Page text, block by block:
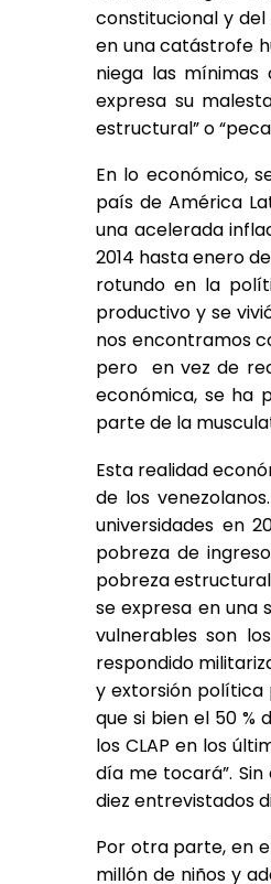
constitucional y
en una catástrofe
niega las
expresa su
estructural” o
En lo económico,
país de América
una acelerada
2014 hasta enero
rotundo en la
productivo y se
nos encontramos
pero en vez de
económica, se ha
parte de la
Esta realidad
de los
universidades en
pobreza de
pobreza estructural
se expresa en una
vulnerables son
respondido
y extorsión política
que si bien el 50
los CLAP en los
día me tocará”.
diez entrevistados
Por otra parte, en
millón de niños y